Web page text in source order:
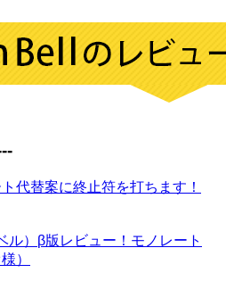
代替案に終止符を打ちます！
ル）β版レビュー！モノレート
）